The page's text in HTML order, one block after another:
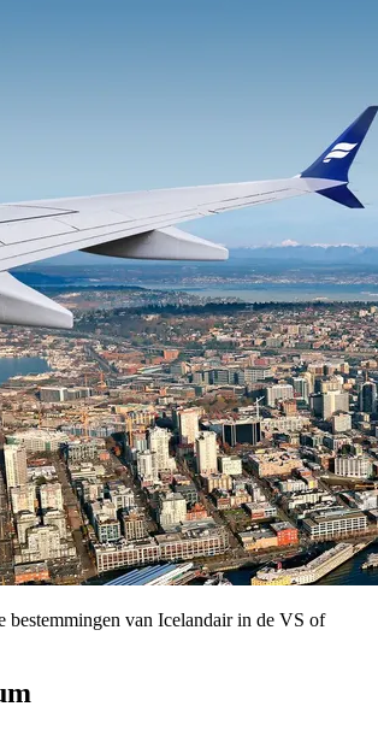
bestemmingen van Icelandair in de VS of